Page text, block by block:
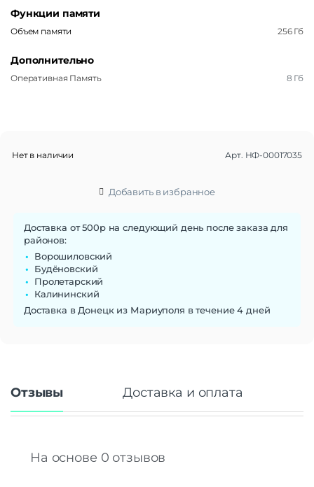
Функции памяти
Объем памяти 256 Гб
Дополнительно
Оперативная Память 8 Гб
Нет в наличии Арт. НФ-00017035
Добавить в избранное
Доставка от 500р на следующий день после заказа для
районов:
Ворошиловский
Будёновский
Пролетарский
Калининский
Доставка в Донецк из Мариуполя в течение 4 дней
Отзывы Доставка и оплата
На основе 0 отзывов